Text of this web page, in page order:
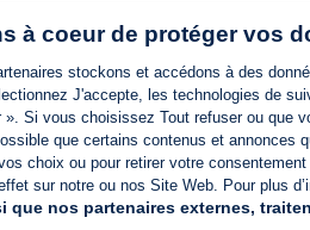
à coeur de protéger vos
stockons et accédons à des
J'accepte, les technologies de
». Si vous choisissez Tout refuser ou
que certains contenus et annonces
choix ou pour retirer votre
sur notre ou nos Site Web. Pour plus
que nos partenaires externes,